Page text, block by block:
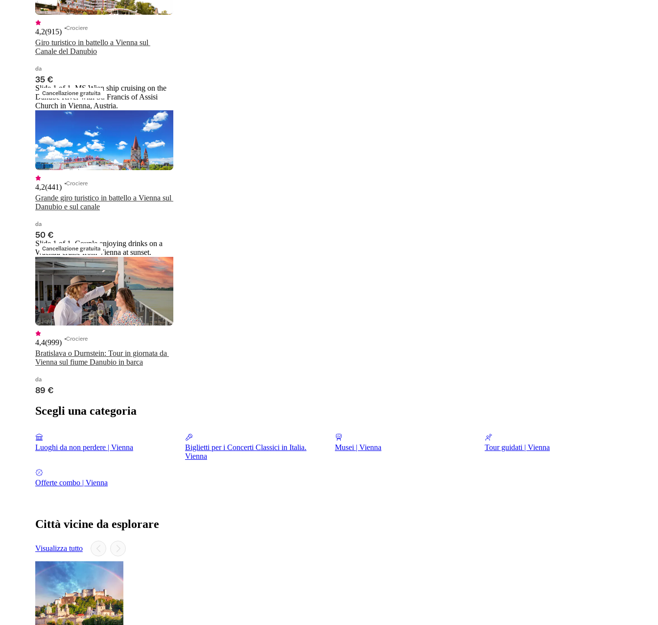
Giro turistico in battello a Vienna sul
Canale del Danubio
4,2(915) Crociere
da
35 €
Cancellazione gratuita
Slide 1 of 1, MS Wien ship cruising on the
Danube River with St. Francis of Assisi
Church in Vienna, Austria.
Grande giro turistico in battello a Vienna sul
Danubio e sul canale
4,2(441) Crociere
da
50 €
Cancellazione gratuita
Slide 1 of 1, Couple enjoying drinks on a
Wachau cruise from Vienna at sunset.
Bratislava o Durnstein: Tour in giornata da
Vienna sul fiume Danubio in barca
4,4(999) Crociere
da
89 €
Scegli una categoria
Luoghi da non perdere | Vienna
Biglietti per i Concerti Classici in Italia.
Vienna
Musei | Vienna Tour guidati | Vienna
Offerte combo | Vienna
Città vicine da esplorare
Visualizza tutto